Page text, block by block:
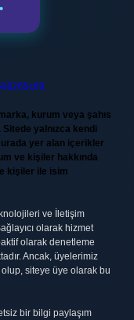
kurum veya şahıs
yalnızca kendi
yer alan içerikler
ve kişiler hakkında
kişiler ile isim
ve İletişim
olarak hizmet
olarak denetleme
Ancak, üyelerimiz
siteye üye olarak bu
bir bilgi paylaşım